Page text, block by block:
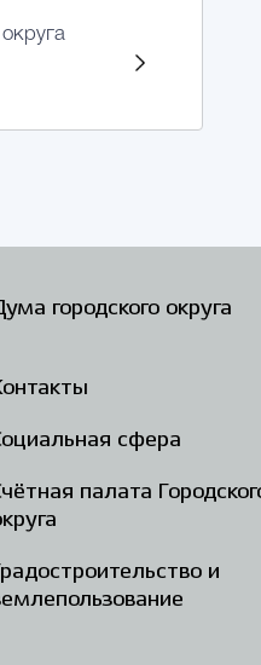
городского округа
сфера
палата
и